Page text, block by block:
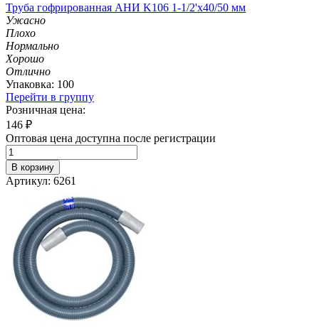
Труба гофрированная АНИ K106 1-1/2'х40/50 мм
Ужасно
Плохо
Нормально
Хорошо
Отлично
Упаковка: 100
Перейти в группу
Розничная цена:
146 ₽
Оптовая цена доступна после регистрации
В корзину
Артикул: 6261